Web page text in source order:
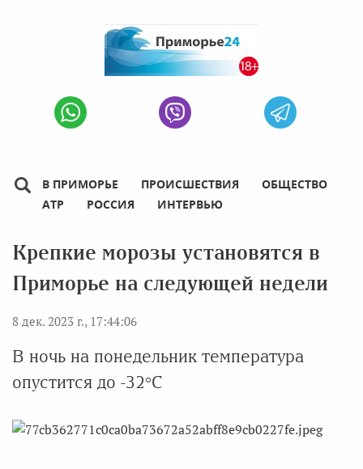
В ПРИМОРЬЕ ПРОИСШЕСТВИЯ
ОБЩЕСТВО
АТР
РОССИЯ ИНТЕРВЬЮ
Крепкие морозы установятся в
Приморье на следующей недели
8 дек. 2023 г., 17:44:06
В ночь на понедельник температура
опустится до -32°С